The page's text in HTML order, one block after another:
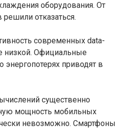
оборудования. От
отказаться.
современных data-
низкой. Официальные
энергопотерях приводят в
существенно
мощность мобильных
невозможно. Смартфоны